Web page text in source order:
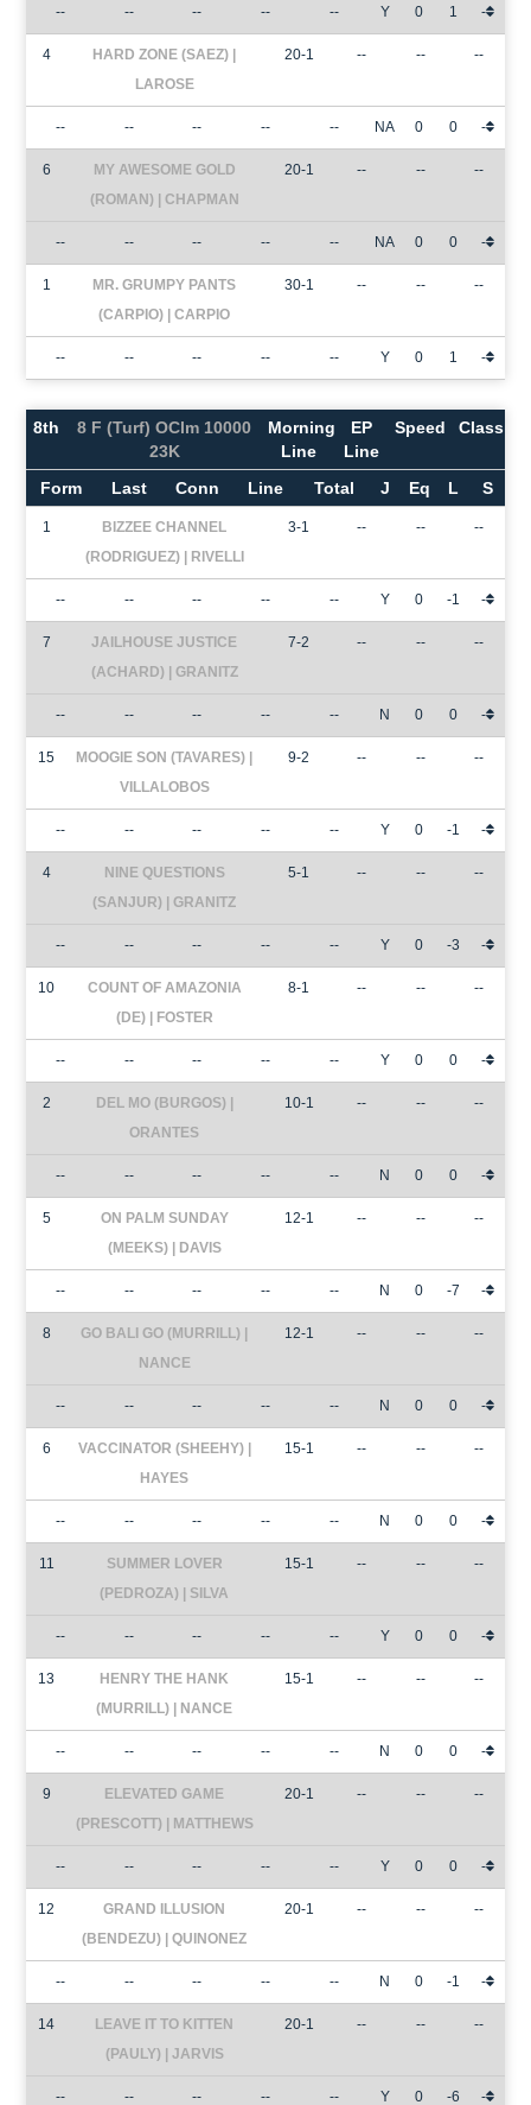
-- -- -- -- -- Y 0 1 -
4
HARD ZONE (SAEZ) |
LAROSE
20-1 -- -- --
-- -- -- -- -- NA 0 0 -
6
MY AWESOME GOLD
(ROMAN) | CHAPMAN
20-1 -- -- --
-- -- -- -- -- NA 0 0 -
1
MR. GRUMPY PANTS
(CARPIO) | CARPIO
30-1 -- -- --
-- -- -- -- -- Y 0 1 -
8th
8 F (Turf) OClm 10000
23K
Morning
Line
EP
Line
Speed Class
Form Last Conn Line Total J Eq L S
1
BIZZEE CHANNEL
(RODRIGUEZ) | RIVELLI
3-1 -- -- --
-- -- -- -- -- Y 0 -1 -
7
JAILHOUSE JUSTICE
(ACHARD) | GRANITZ
7-2 -- -- --
-- -- -- -- -- N 0 0 -
15
MOOGIE SON (TAVARES) |
VILLALOBOS
9-2 -- -- --
-- -- -- -- -- Y 0 -1 -
4
NINE QUESTIONS
(SANJUR) | GRANITZ
5-1 -- -- --
-- -- -- -- -- Y 0 -3 -
10
COUNT OF AMAZONIA
(DE) | FOSTER
8-1 -- -- --
-- -- -- -- -- Y 0 0 -
2
DEL MO (BURGOS) |
ORANTES
10-1 -- -- --
-- -- -- -- -- N 0 0 -
5
ON PALM SUNDAY
(MEEKS) | DAVIS
12-1 -- -- --
-- -- -- -- -- N 0 -7 -
8
GO BALI GO (MURRILL) |
NANCE
12-1 -- -- --
-- -- -- -- -- N 0 0 -
6
VACCINATOR (SHEEHY) |
HAYES
15-1 -- -- --
-- -- -- -- -- N 0 0 -
11
SUMMER LOVER
(PEDROZA) | SILVA
15-1 -- -- --
-- -- -- -- -- Y 0 0 -
13
HENRY THE HANK
(MURRILL) | NANCE
15-1 -- -- --
-- -- -- -- -- N 0 0 -
9
ELEVATED GAME
(PRESCOTT) | MATTHEWS
20-1 -- -- --
-- -- -- -- -- Y 0 0 -
12
GRAND ILLUSION
(BENDEZU) | QUINONEZ
20-1 -- -- --
-- -- -- -- -- N 0 -1 -
14
LEAVE IT TO KITTEN
(PAULY) | JARVIS
20-1 -- -- --
-- -- -- -- -- Y 0 -6 -